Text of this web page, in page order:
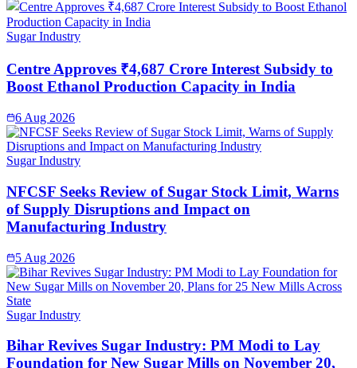
Sugar Industry
Centre Approves ₹4,687 Crore Interest Subsidy to
Boost Ethanol Production Capacity in India
6 Aug 2026
Sugar Industry
NFCSF Seeks Review of Sugar Stock Limit, Warns
of Supply Disruptions and Impact on
Manufacturing Industry
5 Aug 2026
Sugar Industry
Bihar Revives Sugar Industry: PM Modi to Lay
Foundation for New Sugar Mills on November 20,